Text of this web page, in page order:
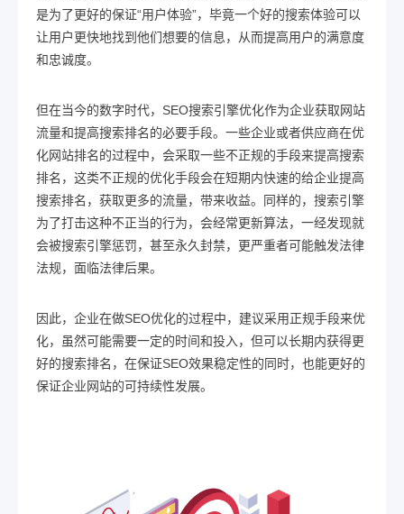
是为了更好的保证“用户体验”，毕竟一个好的搜索体验可以
让用户更快地找到他们想要的信息，从而提高用户的满意度
和忠诚度。
但在当今的数字时代， SEO搜索引擎优化作为企业获取网站
流量和提高搜索排名的必要手段。一些企业或者供应商在优
化网站排名的过程中，会采取一些不正规的手段来提高搜索
排名，这类不正规的优化手段会在短期内快速的给企业提高
搜索排名，获取更多的流量，带来收益。同样的，搜索引擎
为了打击这种不正当的行为，会经常更新算法，一经发现就
会被搜索引擎惩罚，甚至永久封禁，更严重者可能触发法律
法规，面临法律后果。
因此，企业在做SEO优化的过程中，建议采用正规手段来优
化，虽然可能需要一定的时间和投入，但可以长期内获得更
好的搜索排名，在保证SEO效果稳定性的同时，也能更好的
保证企业网站的可持续性发展。